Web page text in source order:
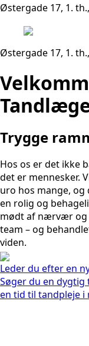
Østergade 17, 1.
Østergade 17, 1.
Trygge
Hos os er det ikke
det er mennesker.
uro hos mange,
en rolig og
mødt af nærvær og
team – og
viden.
Leder du efter en
Søger du en dygtig
en tid til tandpleje i